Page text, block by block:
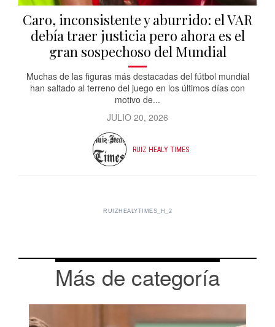
Caro, inconsistente y aburrido: el VAR
debía traer justicia pero ahora es el
gran sospechoso del Mundial
Muchas de las figuras más destacadas del fútbol mundial
han saltado al terreno del juego en los últimos días con
motivo de...
JULIO 20, 2026
RUIZ HEALY TIMES
RUIZHEALYTIMES_H_2
Más de categoría